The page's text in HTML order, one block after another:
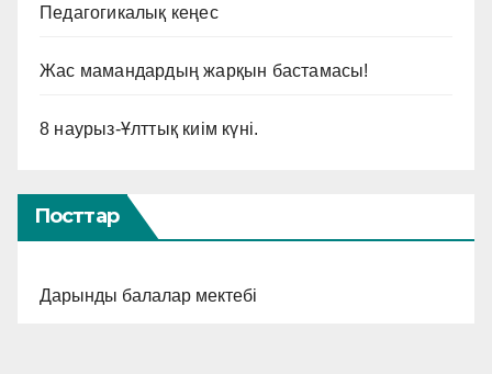
Педагогикалық кеңес
Жас мамандардың жарқын бастамасы!
8 наурыз-Ұлттық киім күні.
Посттар
Дарынды балалар мектебі